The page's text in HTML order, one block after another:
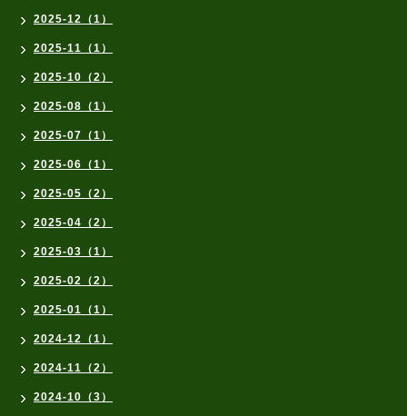
2025-12（1）
2025-11（1）
2025-10（2）
2025-08（1）
2025-07（1）
2025-06（1）
2025-05（2）
2025-04（2）
2025-03（1）
2025-02（2）
2025-01（1）
2024-12（1）
2024-11（2）
2024-10（3）